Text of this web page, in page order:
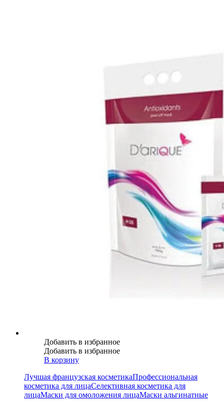
Добавить в избранное
Добавить в избранное
В корзину
Лучшая французская косметикаПрофессиональная
косметика для лицаСелективная косметика для
лицаМаски для омоложения лицаМаски альгинатные